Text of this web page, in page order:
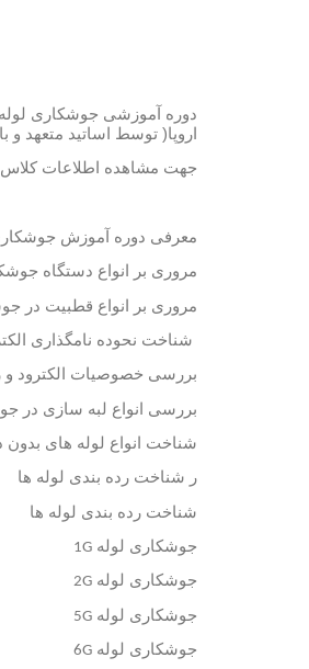
دوره آموزشی جوشکاری
اروپا( توسط اساتید متعهد و
جهت مشاهده اطلاعات کلاس
معرفی دوره آموزش
مروری بر انواع دستگاه
مروری بر انواع قطبیت در
شناخت نحوده نامگذاری
بررسی خصوصیات
بررسی انواع لبه سازی در
شناخت
انواع لوله های بدون
ر شناخت رده بندی لوله ها
شناخت رده بندی لوله ها
جوشکاری لوله 1G
جوشکاری لوله 2G
جوشکاری لوله 5G
جوشکاری لوله 6G